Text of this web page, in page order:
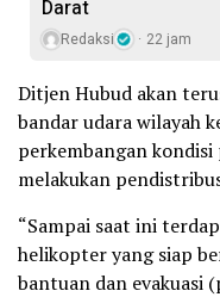
Darat
Redaksi 22 jam
Ditjen Hubud akan
bandar udara wilayah
perkembangan kondisi
melakukan
“Sampai saat ini
helikopter yang siap
bantuan dan evakuasi